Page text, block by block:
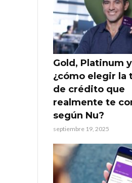
Gold, Platinum
¿cómo elegir la
de crédito que
realmente te
según Nu?
septiembre 19, 2025